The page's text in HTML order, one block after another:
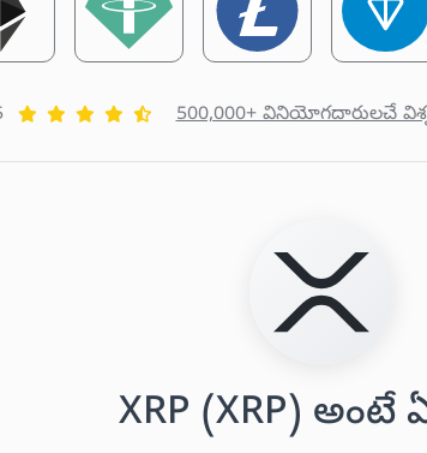
500,000+ వినియోగదారులచే
XRP (XRP)